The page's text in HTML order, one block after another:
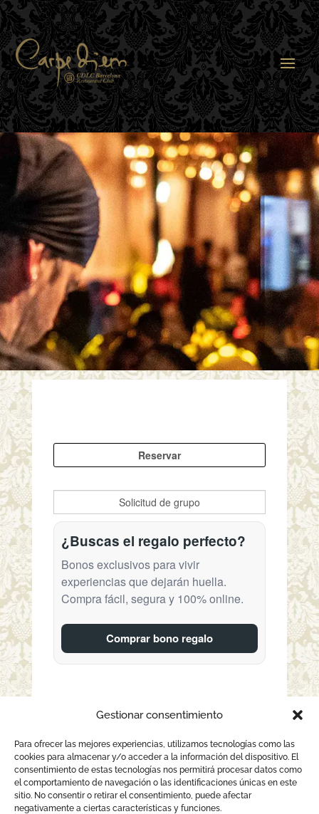
Gestionar consentimiento
Para ofrecer las mejores experiencias, utilizamos tecnologías como las
cookies para almacenar y/o acceder a la información del dispositivo. El
consentimiento de estas tecnologías nos permitirá procesar datos como
el comportamiento de navegación o las identificaciones únicas en este
sitio. No consentir o retirar el consentimiento, puede afectar
negativamente a ciertas características y funciones.